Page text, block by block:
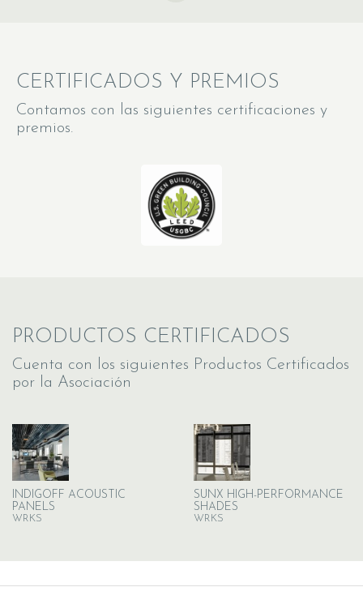
CERTIFICADOS Y PREMIOS
Contamos con las siguientes certificaciones y
premios.
PRODUCTOS CERTIFICADOS
Cuenta con los siguientes Productos Certificados
por la Asociación
INDIGOFF ACOUSTIC
PANELS
WRKS
SUNX HIGH-PERFORMANCE
SHADES
WRKS